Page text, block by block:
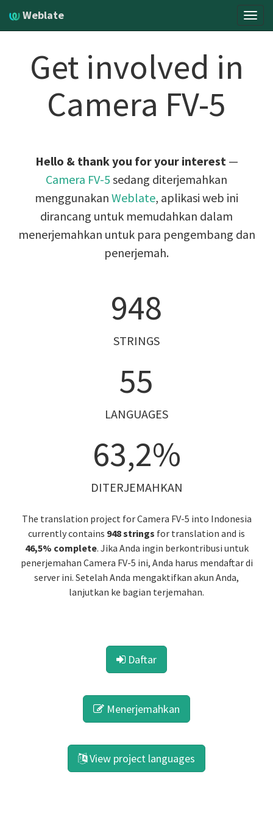
Menu
Weblate
Get involved in
Camera FV-5
Hello & thank you for your interest—
Camera FV-5 sedang diterjemahkan
menggunakan Weblate, aplikasi web ini
dirancang untuk memudahkan dalam
menerjemahkan untuk para pengembang dan
penerjemah.
948
STRINGS
55
LANGUAGES
63,2%
DITERJEMAHKAN
The translation project for Camera FV-5 into Indonesia
currently contains 948 strings for translation and is
46,5% complete. Jika Anda ingin berkontribusi untuk
penerjemahan Camera FV-5 ini, Anda harus mendaftar di
server ini. Setelah Anda mengaktifkan akun Anda,
lanjutkan ke bagian terjemahan.
Daftar
Menerjemahkan
View project languages